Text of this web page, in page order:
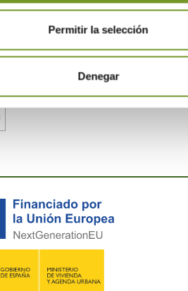
Permitir la selección
Denegar